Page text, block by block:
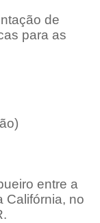
de
para as
entre a
Califórnia, no